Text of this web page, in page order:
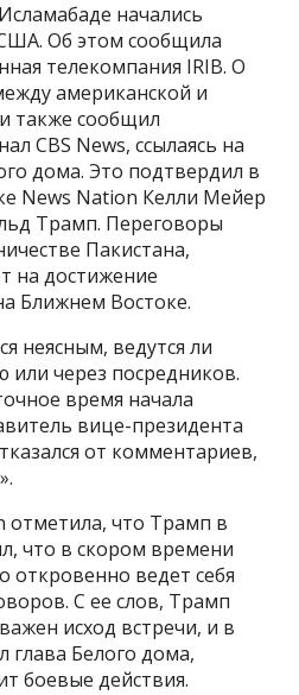
начались
Об этом сообщила
телекомпания IRIB. О
американской и
также сообщил
CBS News, ссылаясь на
дома. Это подтвердил в
News Nation Келли Мейер
Трамп. Переговоры
Пакистана,
на достижение
Ближнем Востоке.
неясным, ведутся ли
через посредников.
время начала
вице-президента
от комментариев,
отметила, что Трамп в
что в скором времени
откровенно ведет себя
С ее слов, Трамп
исход встречи, и в
глава Белого дома,
боевые действия.